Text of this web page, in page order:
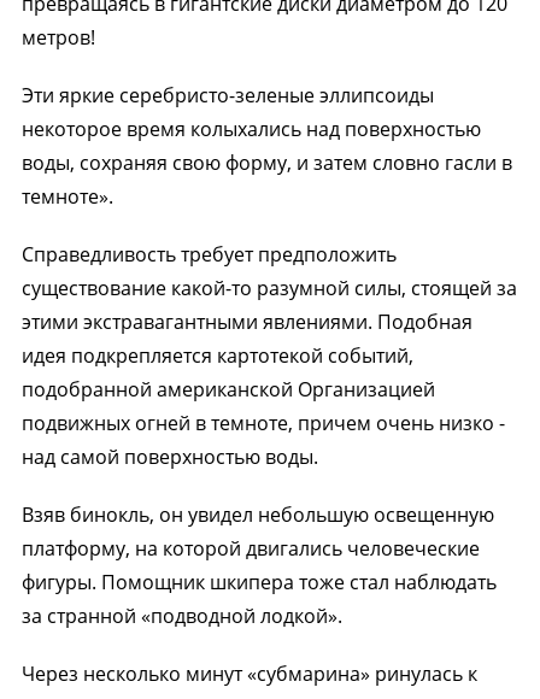
метров!
Эти яркие серебристо-зеленые эллипсоиды
некоторое время колыхались над поверхностью
воды, сохраняя свою форму, и затем словно гасли в
темноте».
Справедливость требует предположить
существование какой-то разумной силы, стоящей за
этими экстравагантными явлениями. Подобная
идея подкрепляется картотекой событий,
подобранной американской Организацией
подвижных огней в темноте, причем очень низко -
над самой поверхностью воды.
Взяв бинокль, он увидел небольшую освещенную
платформу, на которой двигались человеческие
фигуры. Помощник шкипера тоже стал наблюдать
за странной «подводной лодкой».
Через несколько минут «субмарина» ринулась к